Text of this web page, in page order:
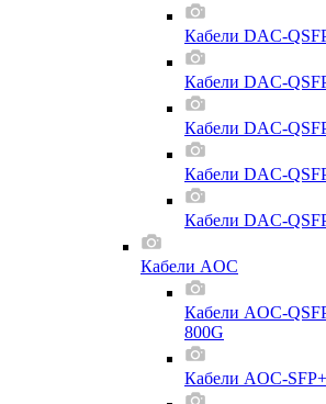
Кабели DAC-
Кабели DAC-
Кабели DAC-
Кабели DAC-
Кабели DAC-
Кабели AOC
Кабели AOC-
800G
Кабели AOC-